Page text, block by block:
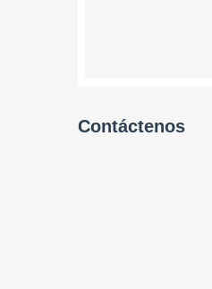
Contáctenos